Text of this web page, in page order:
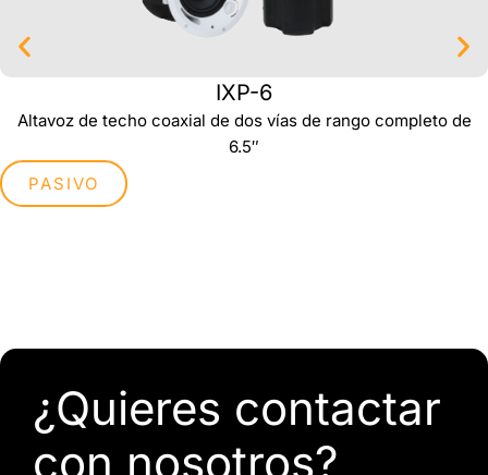
IXP-6
Altavoz de techo coaxial de dos vías de rango completo de
6.5″
PASIVO
¿Quieres contactar
con nosotros?